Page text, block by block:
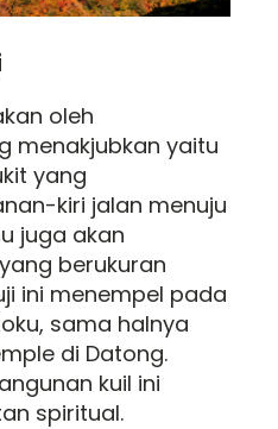
oleh
menakjubkan yaitu
yang
kiri jalan menuju
juga akan
berukuran
ini menempel pada
sama halnya
di Datong.
kuil ini
spiritual.